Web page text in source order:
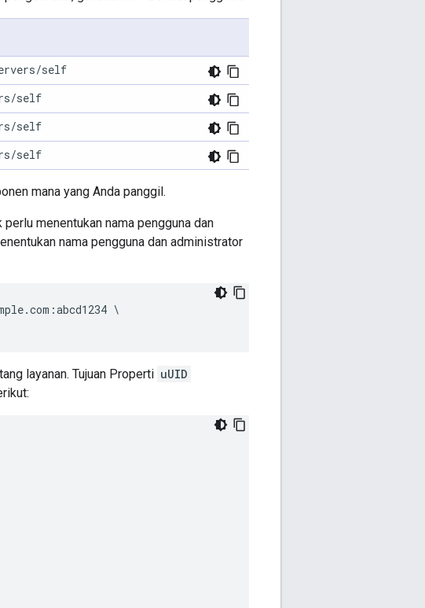
self
self
self
self
mana yang Anda panggil.
menentukan nama pengguna dan
nama pengguna dan administrator
\
layanan. Tujuan Properti uUID